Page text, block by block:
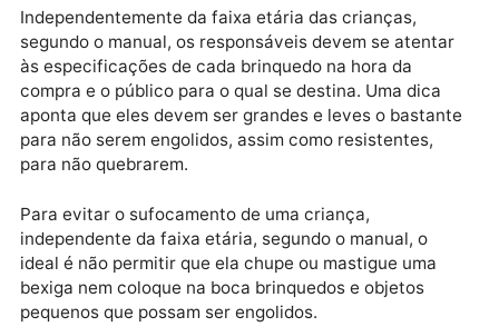
Alerta
A presença de crianças exige muita atenção em
os ambientes. O manual de prevenção de acidentes
domésticos do Corpo de Bombeiros Militar de Goiás
(CBMGO) alerta que é preciso ter cuidado,
especialmente com crianças e brinquedos, a fim de
evitar acidentes.
Independentemente da faixa etária das crianças,
segundo o manual, os responsáveis devem se
às especificações de cada brinquedo na hora da